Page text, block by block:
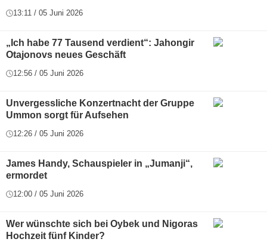
13:11 / 05 Juni 2026
„Ich habe 77 Tausend verdient“: Jahongir
Otajonovs neues Geschäft
12:56 / 05 Juni 2026
Unvergessliche Konzertnacht der Gruppe
Ummon sorgt für Aufsehen
12:26 / 05 Juni 2026
James Handy, Schauspieler in „Jumanji“,
ermordet
12:00 / 05 Juni 2026
Wer wünschte sich bei Oybek und Nigoras
Hochzeit fünf Kinder?